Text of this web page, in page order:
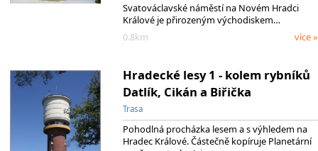
Svatováclavské náměstí na Novém Hradci
Králové je přirozeným východiskem…
0.8km
více »
Hradecké lesy 1 - kolem rybníků
Datlík, Cikán a Biřička
Trasa
Pohodlná procházka lesem a s výhledem na
Hradec Králové. Částečně kopíruje Planetární